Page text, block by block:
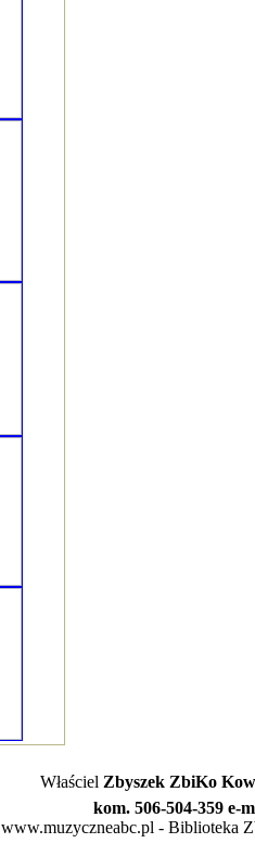
Właściel Zbyszek ZbiKo
kom. 506-504-359 e-
www.muzyczneabc.pl - Biblioteka